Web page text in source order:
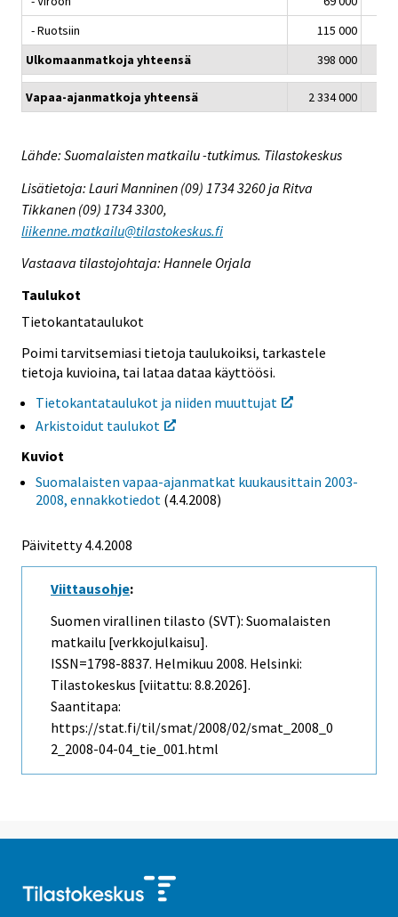
- Ruotsiin
115 000
Ulkomaanmatkoja yhteensä
398 000
Vapaa-ajanmatkoja yhteensä 2 334 000
Lähde: Suomalaisten matkailu -tutkimus. Tilastokeskus
Lisätietoja: Lauri Manninen (09) 1734 3260 ja Ritva
Tikkanen (09) 1734 3300,
liikenne.matkailu@tilastokeskus.fi
Vastaava tilastojohtaja: Hannele Orjala
Taulukot
Tietokantataulukot
Poimi tarvitsemiasi tietoja taulukoiksi, tarkastele
tietoja kuvioina, tai lataa dataa käyttöösi.
Tietokantataulukot ja niiden muuttujat
Arkistoidut taulukot
Kuviot
Suomalaisten vapaa-ajanmatkat kuukausittain 2003-
2008, ennakkotiedot (4.4.2008)
Päivitetty4.4.2008
Viittausohje:
Suomen virallinen tilasto (SVT): Suomalaisten
matkailu [verkkojulkaisu].
ISSN=1798-8837. Helmikuu 2008. Helsinki:
Tilastokeskus [viitattu: 8.8.2026].
Saantitapa:
https://stat.fi/til/smat/2008/02/smat_2008_0
2_2008-04-04_tie_001.html